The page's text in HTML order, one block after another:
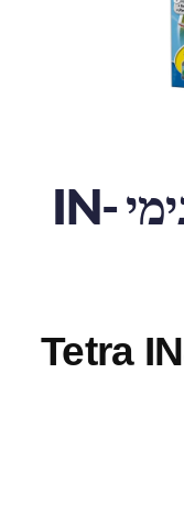
טטרה פילטר פנימי IN-
Tetra